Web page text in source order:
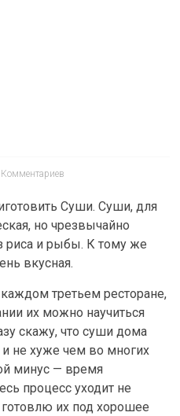
Суши. Суши, для
но чрезвычайно
риса и рыбы. К тому же
вкусная.
третьем ресторане,
их можно научиться
скажу, что суши дома
не хуже чем во многих
минус — время
процесс уходит не
их под хорошее